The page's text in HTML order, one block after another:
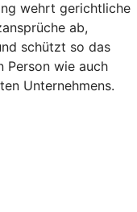
wehrt gerichtliche
ab,
schützt so das
Person wie auch
Unternehmens.